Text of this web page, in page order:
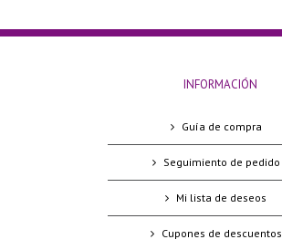
INFORMACIÓN
Guía de compra
Seguimiento de pedido
Mi lista de deseos
Cupones de descuentos